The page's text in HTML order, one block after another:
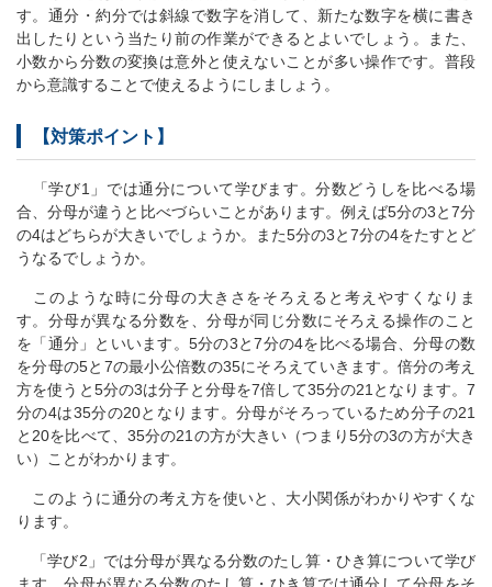
す。通分・約分では斜線で数字を消して、新たな数字を横に書き
出したりという当たり前の作業ができるとよいでしょう。また、
小数から分数の変換は意外と使えないことが多い操作です。普段
から意識することで使えるようにしましょう。
【対策ポイント】
「学び1」では通分について学びます。分数どうしを比べる場
合、分母が違うと比べづらいことがあります。例えば5分の3と7分
の4はどちらが大きいでしょうか。また5分の3と7分の4をたすとど
うなるでしょうか。
このような時に分母の大きさをそろえると考えやすくなりま
す。分母が異なる分数を、分母が同じ分数にそろえる操作のこと
を「通分」といいます。5分の3と7分の4を比べる場合、分母の数
を分母の5と7の最小公倍数の35にそろえていきます。倍分の考え
方を使うと5分の3は分子と分母を7倍して35分の21となります。7
分の4は35分の20となります。分母がそろっているため分子の21
と20を比べて、35分の21の方が大きい（つまり5分の3の方が大き
い）ことがわかります。
このように通分の考え方を使いと、大小関係がわかりやすくな
ります。
「学び2」では分母が異なる分数のたし算・ひき算について学び